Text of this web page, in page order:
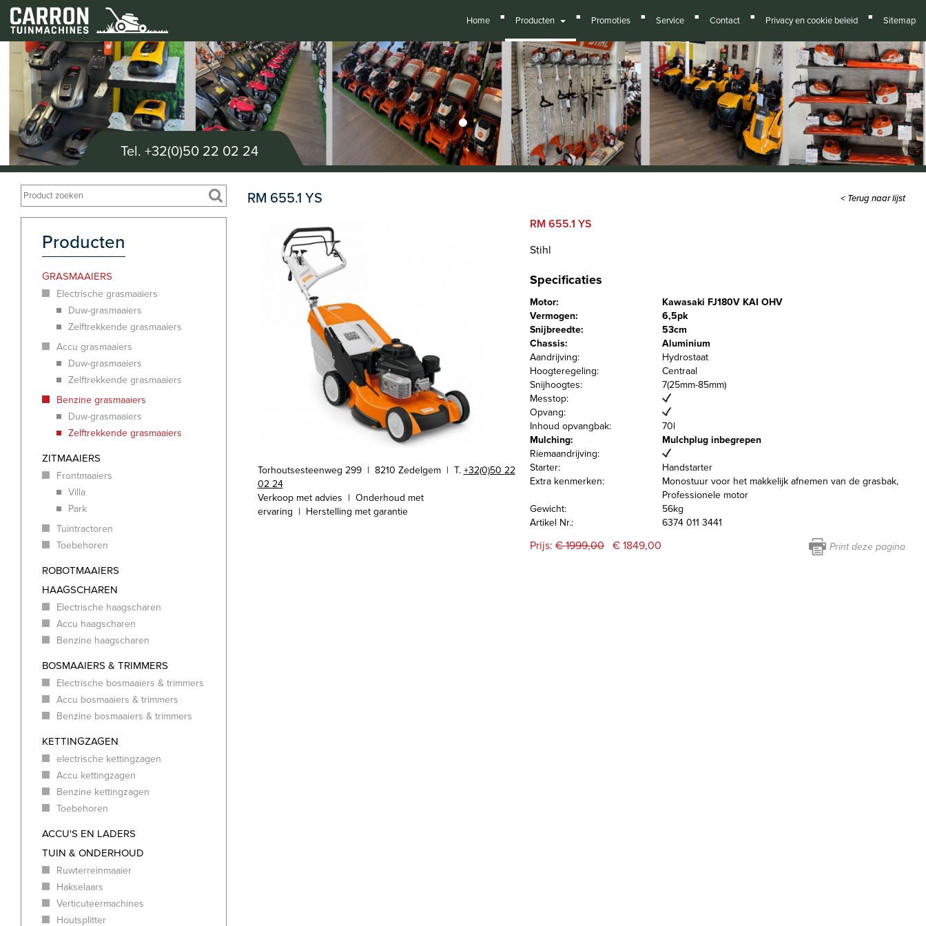
Tel. +32(0)50 22 02 24
Home ■ Producten ■ Promoties ■ Service ■ Contact ■ Privacy en cookie beleid ■ Sitemap
Producten
GRASMAAIERS
Electrische grasmaaiers
Duw-grasmaaiers
Zelftrekkende grasmaaiers
Accu grasmaaiers
Duw-grasmaaiers
Zelftrekkende grasmaaiers
Benzine grasmaaiers
Duw-grasmaaiers
Zelftrekkende grasmaaiers
ZITMAAIERS
Frontmaaiers
Villa
Park
Tuintractoren
Toebehoren
ROBOTMAAIERS
HAAGSCHAREN
Electrische haagscharen
Accu haagscharen
Benzine haagscharen
BOSMAAIERS & TRIMMERS
Electrische bosmaaiers & trimmers
Accu bosmaaiers & trimmers
Benzine bosmaaiers & trimmers
KETTINGZAGEN
electrische kettingzagen
Accu kettingzagen
Benzine kettingzagen
Toebehoren
ACCU'S EN LADERS
TUIN & ONDERHOUD
Ruwterreinmaaier
Hakselaars
Verticuteermachines
Houtsplitter
RM 655.1 YS < Terug naar lijst
Torhoutsesteenweg 299 | 8210 Zedelgem | T. +32(0)50 22
02 24
Verkoop met advies | Onderhoud met
ervaring | Herstelling met garantie
RM 655.1 YS
Stihl
Specificaties
Motor:
Kawasaki FJ180V KAI OHV
Vermogen:
6,5pk
Snijbreedte:
53cm
Chassis:
Aluminium
Aandrijving:
Hydrostaat
Hoogteregeling:
Centraal
Snijhoogtes:
7(25mm-85mm)
Messtop:
Opvang:
Inhoud opvangbak:
70l
Mulching:
Mulchplug inbegrepen
Riemaandrijving:
Starter:
Handstarter
Extra kenmerken:
Monostuur voor het makkelijk afnemen van de grasbak,
Professionele motor
Gewicht:
56kg
Artikel Nr.:
6374 011 3441
Prijs:€ 1999,00 € 1849,00 Print deze pagina